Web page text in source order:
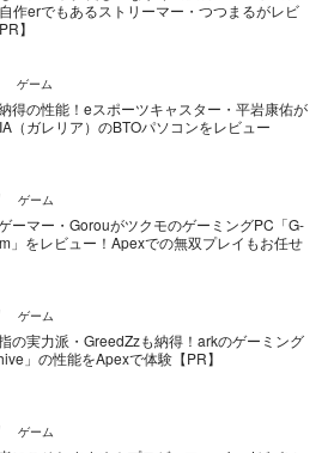
作erでもあるストリーマー・つつまるがレビ
】
ゲーム
得の性能！eスポーツキャスター・平岩康佑が
（ガレリア）のBTOパソコンをレビュー
ゲーム
ーマー・GorouがツクモのゲーミングPC「G-
」をレビュー！Apexでの無双プレイもお任せ
ゲーム
の実力派・GreedZzも納得！arkのゲーミング
」の性能をApexで体験【PR】
ゲーム